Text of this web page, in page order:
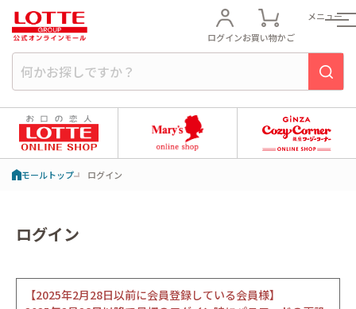
ログインお買い物かご
メニュー
モールトップ ログイン
ログイン
【2025年2月28日以前に会員登録している会員様】